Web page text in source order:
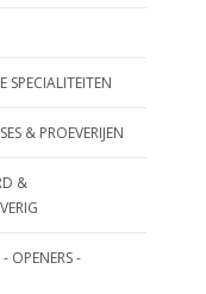
SPECIALITEITEN
& PROEVERIJEN
&
OPENERS -